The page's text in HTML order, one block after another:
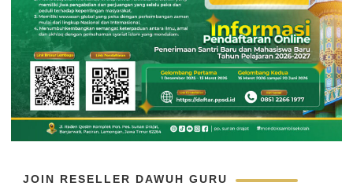
JOIN RESELLER DAWUH GURU